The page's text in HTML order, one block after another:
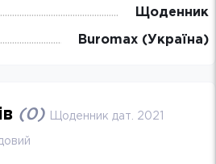
Щоденник
Buromax (Україна)
(0) Щоденник дат. 2021